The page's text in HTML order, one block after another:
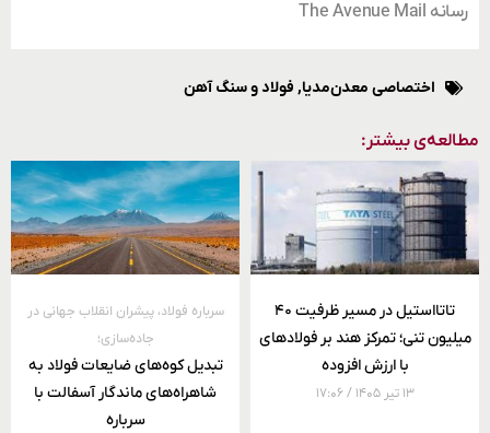
رسانه The Avenue Mail
اختصاصی معدن‌مدیا, فولاد و سنگ آهن
مطالعه‌ی بیشتر:
تاتااستیل در مسیر ظرفیت ۴۰
میلیون تنی؛ تمرکز هند بر فولادهای
با ارزش افزوده
۱۳ تیر ۱۴۰۵ ۱۷:۰۶
سرباره فولاد، پیشران انقلاب جهانی در
جاده‌سازی؛
تبدیل کوه‌های ضایعات فولاد به
شاهراه‌های ماندگار آسفالت با
سرباره